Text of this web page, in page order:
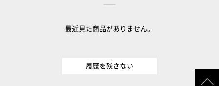
最近見た商品がありません。
履歴を残さない